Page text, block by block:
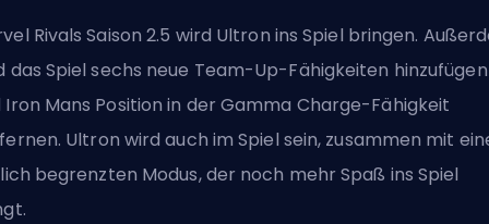
Rivals Saison 2.5 wird Ultron ins Spiel bringen.
das Spiel sechs neue Team-Up-Fähigkeiten hinzufügen
Iron Mans Position in der Gamma Charge-Fähigkeit
Ultron wird auch im Spiel sein, zusammen mit
begrenzten Modus, der noch mehr Spaß ins Spiel